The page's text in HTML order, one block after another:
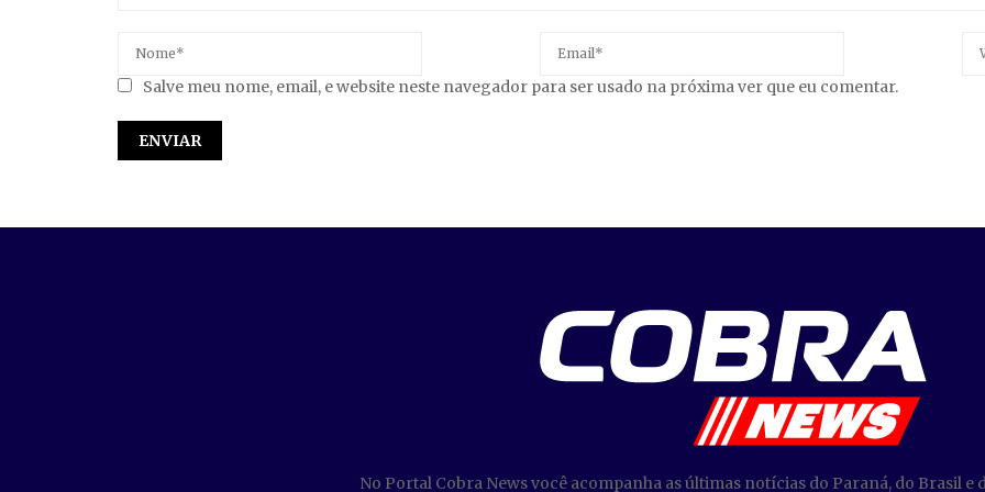
Salve meu nome, email, e website neste navegador para ser usado na próxima ver que eu comentar.
No Portal Cobra News você acompanha as últimas notícias do Paraná, do Brasil e